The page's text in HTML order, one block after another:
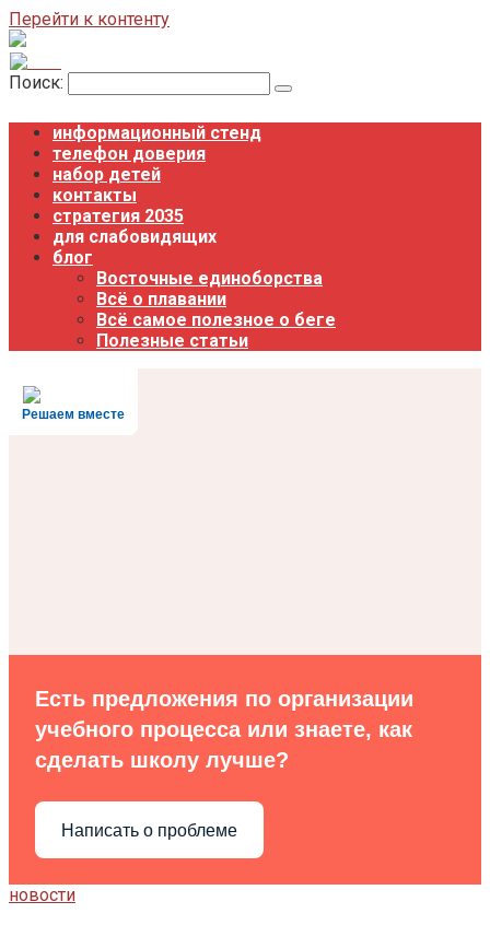
Перейти к контенту
Поиск:
информационный стенд
телефон доверия
набор детей
контакты
стратегия 2035
для слабовидящих
блог
Восточные единоборства
Всё о плавании
Всё самое полезное о беге
Полезные статьи
Решаем вместе
Есть предложения по организации
учебного процесса или знаете, как
сделать школу лучше?
Написать о проблеме
новости